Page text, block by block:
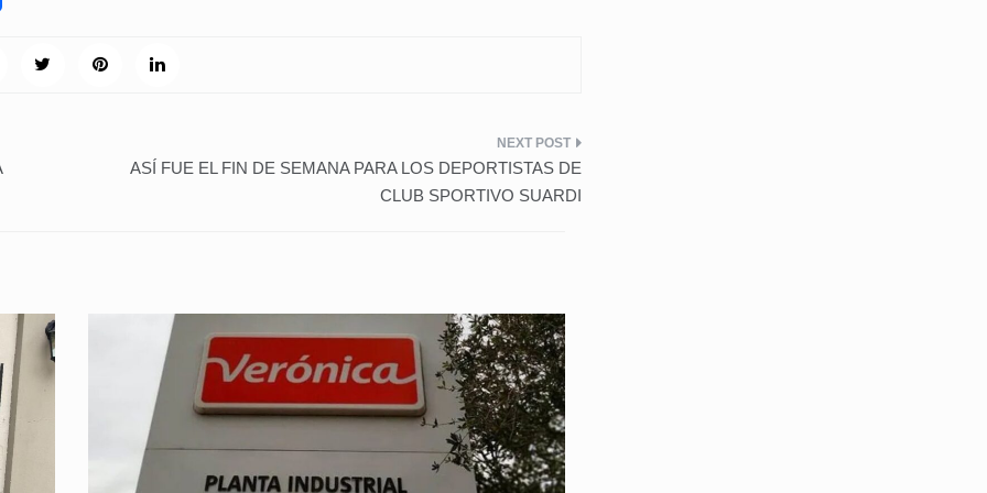
ASÍ FUE EL FIN DE SEMANA PARA LOS DEPORTISTAS DE
CLUB SPORTIVO SUARDI